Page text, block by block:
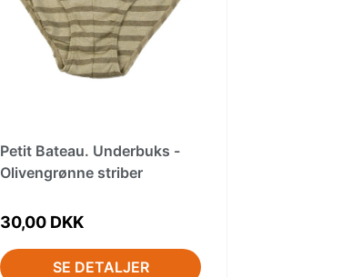
Petit Bateau. Underbuks -
Olivengrønne striber
30,00 DKK
SE DETALJER